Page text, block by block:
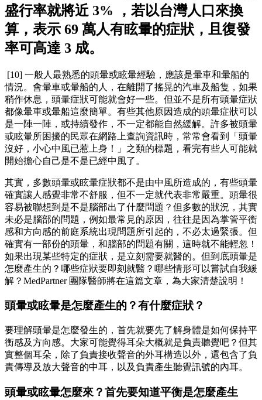
盛行率就將近 3% ，若以台灣人口來換
算，表示 69 萬人有眩暈的症狀，且復發
率可高達 3 成。
[10] 一般人最熟悉的頭暈或眩暈經驗，應該是暈車和暈船的
情況。會暈車或暈船的人，在離開了搖晃的汽車及船隻，如果
稍作休息，頭暈症狀可能就會好一些。但並不是所有頭暈症狀
都像暈車或暈船這麼簡單。有些其他原因造成的頭暈症狀可以
是一陣一陣，或持續發作，不一定都能自然緩解。許多被頭暈
或眩暈所困擾的民眾在網路上查詢資訊時，常常會看到「頭暈
沒好，小心中風已惹上身！」之類的標題，看完有些人可能就
開始擔心自己是不是已經中風了。
其實，多數頭暈或眩暈症狀都不是由中風所造成的，有些頭暈
確實讓人感覺非常不舒服，但不一定就代表非常嚴重。頭暈很
容易被聯想到是不是腦部出了什麼問題？但多數的狀況，其實
未必是腦部的問題，例如最常見的原因，往往是因為掌管平衡
感和方向感的前庭系統出現問題所引起的，不必太過緊張。但
確實有一部份的頭暈，和腦部的問題有關，這時就不能輕忽！
如果出現某些特定的症狀，是立刻需要就醫的。但到底頭暈是
怎麼產生的？哪些症狀要即刻就醫？哪些情形可以嘗試自我緩
解？MedPartner 團隊醫師將在這篇文章，為大家清楚說明！
頭暈或眩暈是怎麼產生的？有什麼症狀？
要理解頭暈是怎麼發生的，首先就要先了解身體是如何保持平
衡感及方向感。大家可能覺得耳朵大概就是負責聽覺吧？但其
實整個耳朵，除了負責接收聲音的外耳構造以外，還包含了負
責傳導及放大聲音的中耳，以及負責產生聽覺訊號的內耳。
頭暈或眩暈怎麼來？首先要知道平衡是怎麼產生